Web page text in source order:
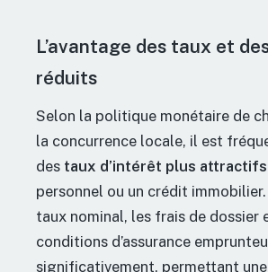
L’avantage des taux et
réduits
Selon la politique monétaire de
la concurrence locale, il est
des taux d’intérêt plus attractifs
personnel ou un crédit
taux nominal, les frais de dossier
conditions d’assurance
significativement, permettant